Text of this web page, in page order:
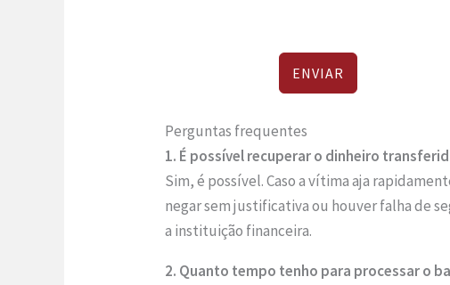
ENVIAR
Perguntas frequentes
1. É possível recuperar o dinheiro
Sim, é possível. Caso a vítima aja
negar sem justificativa ou houver falha de
a instituição financeira.
2. Quanto tempo tenho para processar o